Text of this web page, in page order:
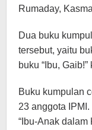
Rumaday,
Dua buku
tersebut, yaitu
buku “Ibu,
Buku kumpulan
23 anggota
“Ibu-Anak dalam